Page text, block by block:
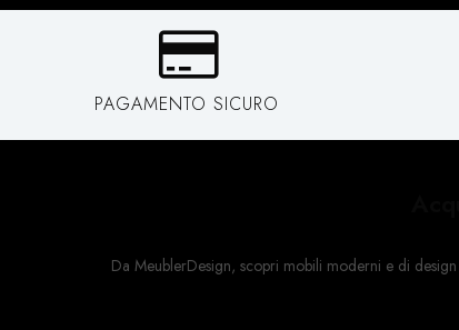
PAGAMENTO SICURO
Da MeublerDesign, scopri mobili moderni e di